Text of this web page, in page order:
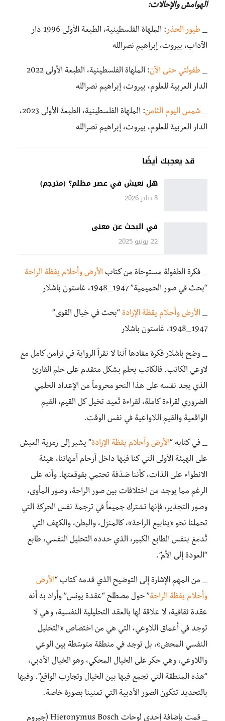
الهوامش والإحالات:
_ طيور الحذر
: الملهاة الفلسطينية، الطبعة الأولى 1996 دار
الآداب، بيروت، إبراهيم نصرالله
_ طفولتي حتى الآن
: الملهاة الفلسطينية، الطبعة الأولى 2022
الدار العربية للعلوم، بيروت، إبراهيم نصرالله
_ شمس اليوم الثامن
: الملهاة الفلسطينية، الطبعة الأولى 2023،
الدار العربية للعلوم، بيروت، إبراهيم نصرالله
قد يعجبك أيضًا
هل نعيش في عصر مظلم؟ (مترجم)
8 يناير 2026
في البحث عن معنى
22 يونيو 2025
_ فكرة الطفولة مستوحاة من كتاب الأرض وأحلام يقظة الراحة
“بحث في صور الحميمية” 1947_1948، غاستون باشلار
_ الأرض وأحلام يقظة الإرادة “بحث في خيال القوى”
1947_1948، غاستون باشلار
_ وضح باشلار فكرة مفادها أننا لا نقرأ الرواية في تزامن كامل مع
لاوعي الكاتب. فالكاتب يحلم بشكل متقدم على حلم القارئ
الذي يجد نفسه على هذا النحو محروماً من الإعداد الحلمي
الضروري لقراءة كاملة، لقراءة تُعيد تخيل كل القيم، القيم
الواقعية والقيم اللاواعية في نفس الوقت.
_ في كتابه “الأرض وأحلام يقظة الإرادة” يشير إلى رمزية العيش
على الهيئة الأولى التي كنا فيها داخل أرحام أمهاتنا، هيئة
الانطواء على الذات، كأننا صَدَفة تحتمي بقوقعتها. وأنه على
الرغم مما يوجد من اختلافات بين صور الراحة، وصور المأوى،
وصور التجذير، فإنها تشترك جميعاً في ترجمة نفس الحركة التي
تحملنا نحو «ينابيع الراحة»، كالمنزل، والبطن، والكهف التي
تُدمغ بنفس الطابع الكبير، الذي حدده التحليل النفسي، طابع
“العودة إلى الأم”.
_ من المهم الإشارة إلى التوضيح الذي قدمه كتاب “الأرض
وأحلام يقظة الراحة” حول مصطلح “عقدة يونس” وأراد به أنه
عقدة ثقافية، لا علاقة لها بالعقد التحليلية النفسية، وهي لا
توجد في أعماق اللاوعي، التي هي من اختصاص «التحليل
النفسي المحض»، بل توجد في منطقة متوسّطة بين الوعي
واللاوعي، وهي حكر على الخيال المحكي، وهو الخيال الأدبي،
“هذه المنطقة التي تجمع فيها بين الخيال وتجارب الواقع”. وفيها
بالتحديد تتكون الصور الأدبية التي تعنينا بصورة خاصة.
_ قمت بإضافة إحدى لوحات Hieronymus Bosch (جيروم